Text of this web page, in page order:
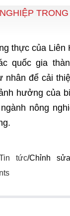
thực của Liên
quốc gia
nhân để cải
hưởng của
nông
tức/Chỉnh